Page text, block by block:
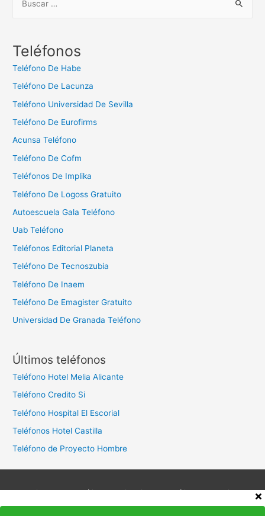
c
:
Teléfonos
Teléfono De Habe
Teléfono De Lacunza
Teléfono Universidad De Sevilla
Teléfono De Eurofirms
Acunsa Teléfono
Teléfono De Cofm
Teléfonos De Implika
Teléfono De Logoss Gratuito
Autoescuela Gala Teléfono
Uab Teléfono
Teléfonos Editorial Planeta
Teléfono De Tecnoszubia
Teléfono De Inaem
Teléfono De Emagister Gratuito
Universidad De Granada Teléfono
Últimos teléfonos
Teléfono Hotel Melia Alicante
Teléfono Credito Si
Teléfono Hospital El Escorial
Teléfonos Hotel Castilla
Teléfono de Proyecto Hombre
Aviso legal Política de privacidad
Política de cookies
Contacto